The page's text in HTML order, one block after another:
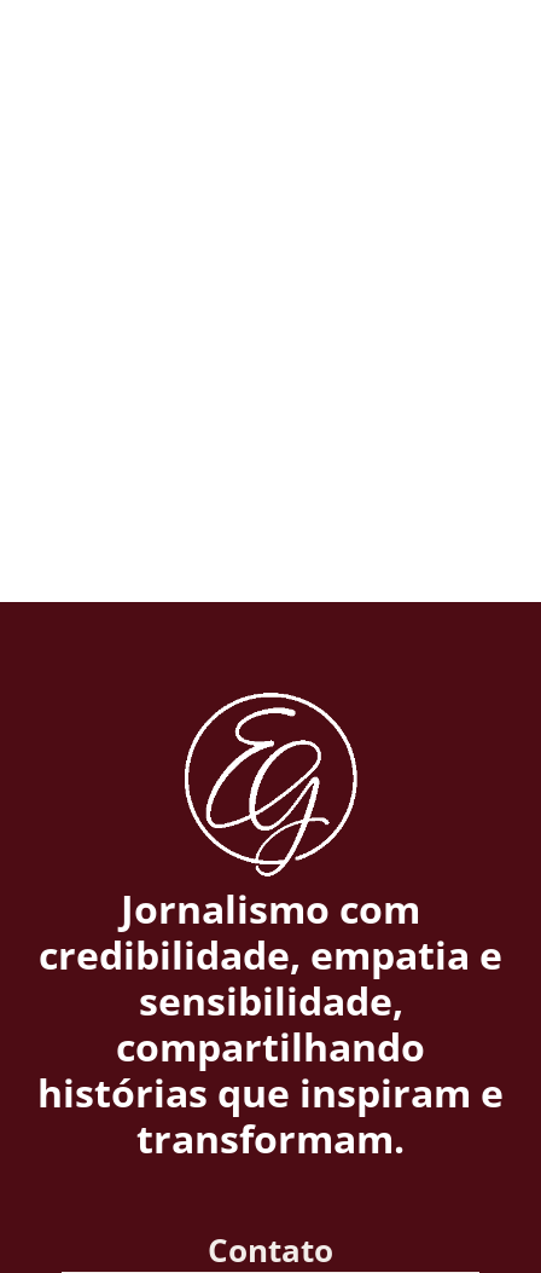
Jornalismo com
credibilidade, empatia e
sensibilidade,
compartilhando
histórias que inspiram e
transformam.
Contato